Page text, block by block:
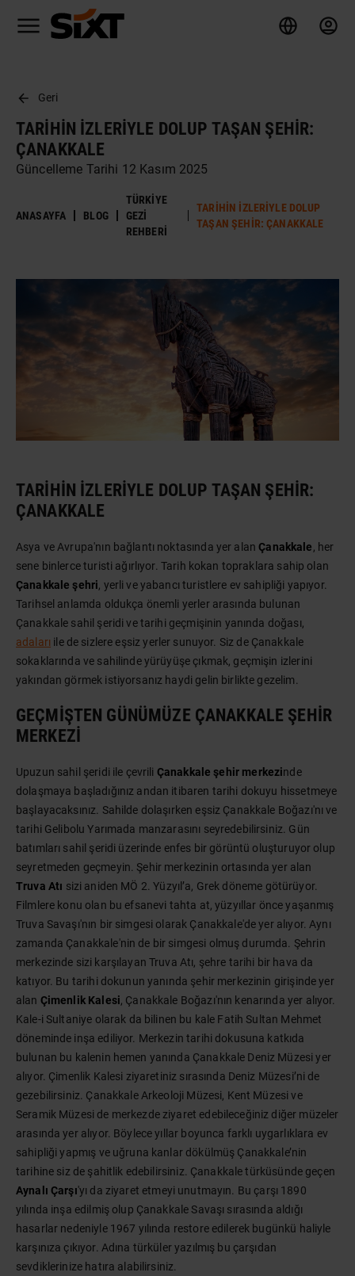
Geri
TARIHIN İZLERIYLE DOLUP TAŞAN ŞEHIR:
ÇANAKKALE
Güncelleme Tarihi 12 Kasım 2025
ANASAYFA BLOG
TÜRKIYE
GEZI
REHBERI
TARIHIN İZLERIYLE DOLUP
TAŞAN ŞEHIR: ÇANAKKALE
TARIHIN İZLERIYLE DOLUP TAŞAN ŞEHIR:
ÇANAKKALE
Asya ve Avrupa'nın bağlantı noktasında yer alanÇanakkale, her
sene binlerce turisti ağırlıyor. Tarih kokan topraklara sahip olan
Çanakkale şehri, yerli ve yabancı turistlere ev sahipliği yapıyor.
Tarihsel anlamda oldukça önemli yerler arasında bulunan
Çanakkale sahil şeridi ve tarihi geçmişinin yanında doğası,
adaları ile de sizlere eşsiz yerler sunuyor. Siz de Çanakkale
sokaklarında ve sahilinde yürüyüşe çıkmak, geçmişin izlerini
yakından görmek istiyorsanız haydi gelin birlikte gezelim.
GEÇMIŞTEN GÜNÜMÜZE ÇANAKKALE ŞEHIR
MERKEZI
Upuzun sahil şeridi ile çevrili Çanakkale şehir merkezinde
dolaşmaya başladığınız andan itibaren tarihi dokuyu hissetmeye
başlayacaksınız. Sahilde dolaşırken eşsiz Çanakkale Boğazı'nı ve
tarihi Gelibolu Yarımada manzarasını seyredebilirsiniz. Gün
batımları sahil şeridi üzerinde enfes bir görüntü oluşturuyor olup
seyretmeden geçmeyin. Şehir merkezinin ortasında yer alan
Truva Atı sizi aniden MÖ 2. Yüzyıl’a, Grek döneme götürüyor.
Filmlere konu olan bu efsanevi tahta at, yüzyıllar önce yaşanmış
Truva Savaşı'nın bir simgesi olarak Çanakkale'de yer alıyor. Aynı
zamanda Çanakkale'nin de bir simgesi olmuş durumda. Şehrin
merkezinde sizi karşılayan Truva Atı, şehre tarihi bir hava da
katıyor. Bu tarihi dokunun yanında şehir merkezinin girişinde yer
alan Çimenlik Kalesi, Çanakkale Boğazı'nın kenarında yer alıyor.
Kale-i Sultaniye olarak da bilinen bu kale Fatih Sultan Mehmet
döneminde inşa ediliyor. Merkezin tarihi dokusuna katkıda
bulunan bu kalenin hemen yanında Çanakkale Deniz Müzesi yer
alıyor. Çimenlik Kalesi ziyaretiniz sırasında Deniz Müzesi’ni de
gezebilirsiniz. Çanakkale Arkeoloji Müzesi, Kent Müzesi ve
Seramik Müzesi de merkezde ziyaret edebileceğiniz diğer müzeler
arasında yer alıyor. Böylece yıllar boyunca farklı uygarlıklara ev
sahipliği yapmış ve uğruna kanlar dökülmüş Çanakkale’nin
tarihine siz de şahitlik edebilirsiniz. Çanakkale türküsünde geçen
Aynalı Çarşı'yı da ziyaret etmeyi unutmayın. Bu çarşı 1890
yılında inşa edilmiş olup Çanakkale Savaşı sırasında aldığı
hasarlar nedeniyle 1967 yılında restore edilerek bugünkü haliyle
karşınıza çıkıyor. Adına türküler yazılmış bu çarşıdan
sevdiklerinize hatıra alabilirsiniz.